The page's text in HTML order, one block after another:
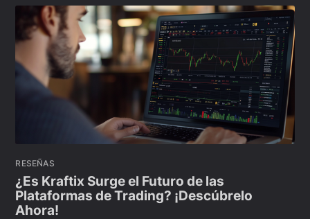
RESEÑAS
¿Es Kraftix Surge el Futuro de las
Plataformas de Trading? ¡Descúbrelo
Ahora!